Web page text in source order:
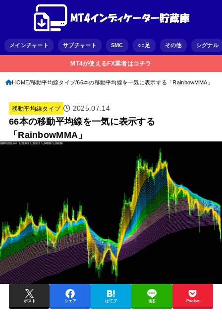
メインチャート サブチャート SMC ○○足 その他 シグナル
MT4が使えるFX業者はコチラ
HOME 移動平均線タイプ 66本の移動平均線を一気に表示する「RainbowMMA」
移動平均線タイプ 2025.07.14
66本の移動平均線を一気に表示する
「RainbowMMA」
ポスト シェア はてブ 送る Pocket